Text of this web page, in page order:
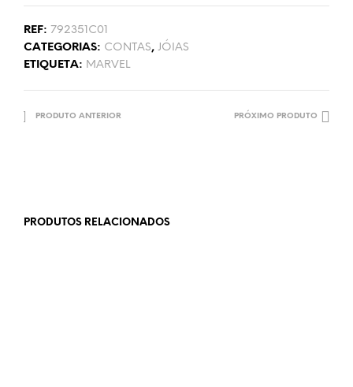
REF: 792351C01
CATEGORIAS: CONTAS, JÓIAS
ETIQUETA: MARVEL
PRODUTO ANTERIOR PRÓXIMO PRODUTO
PRODUTOS RELACIONADOS